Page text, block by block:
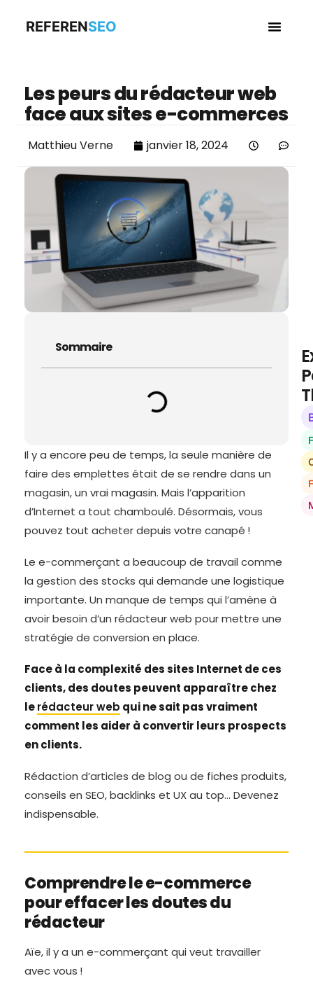
REFERENSEO
Les peurs du rédacteur web
face aux sites e-commerces
Matthieu Verne janvier 18, 2024
Sommaire
Il y a encore peu de temps, la seule manière de
faire des emplettes était de se rendre dans un
magasin, un vrai magasin. Mais l’apparition
d’Internet a tout chamboulé. Désormais, vous
pouvez tout acheter depuis votre canapé !
Le e-commerçant a beaucoup de travail comme
la gestion des stocks qui demande une logistique
importante. Un manque de temps qui l’amène à
avoir besoin d’un rédacteur web pour mettre une
stratégie de conversion en place.
Face à la complexité des sites Internet de ces
clients, des doutes peuvent apparaître chez
lerédacteur web qui ne sait pas vraiment
comment les aider à convertir leurs prospects
en clients.
Rédaction d’articles de blog ou de fiches produits,
conseils en SEO, backlinks et UX au top… Devenez
indispensable.
Comprendre le e-commerce
pour effacer les doutes du
rédacteur
Aïe, il y a un e-commerçant qui veut travailler
avec vous !